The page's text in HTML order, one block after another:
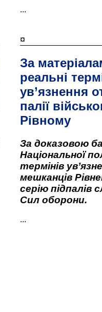
...
¤
За
реальні
ув’язнення
палії
Рівному
За доказовою
Національної
термінів
мешканців
серію підпалів
Сил оборони.
...